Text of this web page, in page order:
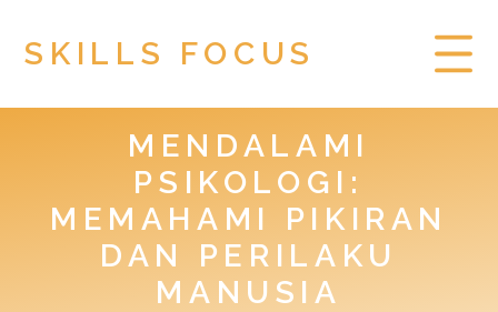
SKILLS FOCUS
PRIVACY POLICY
TOGEL HONGKONG
MENDALAMI
PSIKOLOGI:
MEMAHAMI PIKIRAN
DAN PERILAKU
MANUSIA